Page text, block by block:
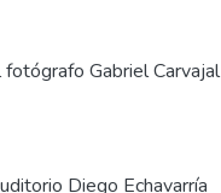
Gabriel Carvajal
Diego Echavarría